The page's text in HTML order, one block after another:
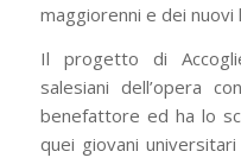
maggiorenni e dei nuovi
Il progetto di
salesiani dell’opera
benefattore ed ha lo
quei giovani